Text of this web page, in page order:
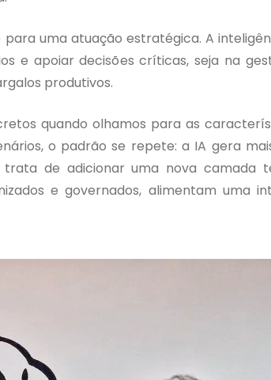
uma atuação estratégica. A
e apoiar decisões críticas, seja na
produtivos.
quando olhamos para as
o padrão se repete: a IA gera
de adicionar uma nova camada
e governados, alimentam uma